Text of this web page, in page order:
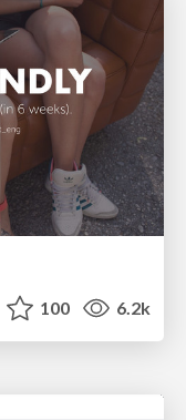
100 6.2k